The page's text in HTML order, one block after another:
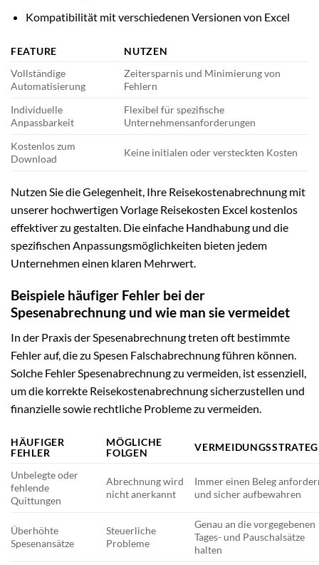
Kompatibilität mit verschiedenen Versionen von Excel
FEATURE
NUTZEN
Vollständige
Automatisierung
Zeitersparnis und Minimierung von
Fehlern
Individuelle
Anpassbarkeit
Flexibel für spezifische
Unternehmensanforderungen
Kostenlos zum
Download
Keine initialen oder versteckten Kosten
Nutzen Sie die Gelegenheit, Ihre Reisekostenabrechnung mit
unserer hochwertigen Vorlage Reisekosten Excel kostenlos
effektiver zu gestalten. Die einfache Handhabung und die
spezifischen Anpassungsmöglichkeiten bieten jedem
Unternehmen einen klaren Mehrwert.
Beispiele häufiger Fehler bei der
Spesenabrechnung und wie man sie vermeidet
In der Praxis der Spesenabrechnung treten oft bestimmte
Fehler auf, die zu Spesen Falschabrechnung führen können.
Solche Fehler Spesenabrechnung zu vermeiden, ist essenziell,
um die korrekte Reisekostenabrechnung sicherzustellen und
finanzielle sowie rechtliche Probleme zu vermeiden.
HÄUFIGER
FEHLER
MÖGLICHE
FOLGEN
Unbelegte oder
fehlende
Quittungen
Abrechnung wird
nicht anerkannt
Immer einen Beleg
und sicher aufbewahren
Überhöhte
Spesenansätze
Steuerliche
Probleme
Genau an die vorgegebenen
Tages- und Pauschalsätze
halten